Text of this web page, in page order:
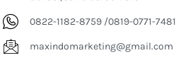
0822-1182-8759 /0819-0771-7481
maxindomarketing@gmail.com